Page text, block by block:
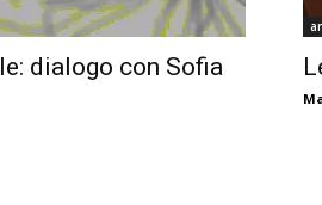
dialogo con Sofia